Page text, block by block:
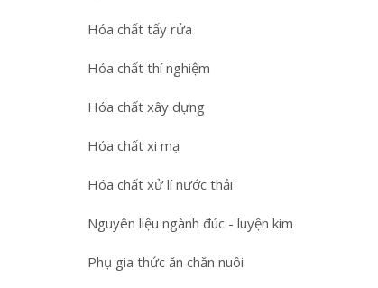
Hóa chất tẩy rửa
Hóa chất thí nghiệm
Hóa chất xây dựng
Hóa chất xi mạ
Hóa chất xử lí nước thải
Nguyên liệu ngành đúc - luyện kim
Phụ gia thức ăn chăn nuôi